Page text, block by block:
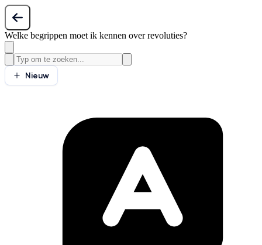
Welke begrippen moet ik kennen over revoluties?
Nieuw